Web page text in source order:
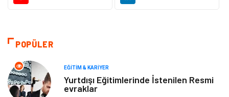
Moda
Makine
Elektronik
POPÜLER
EĞITIM & KARIYER
Yurtdışı Eğitimlerinde İstenilen Resmi
evraklar